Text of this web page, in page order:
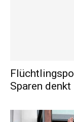
Sparen denkt